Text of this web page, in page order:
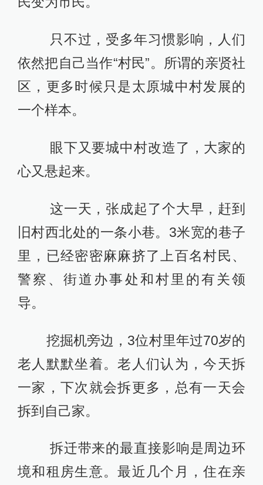
只不过，受多年习惯影响，人们
依然把自己当作“村民”。所谓的亲贤社
区，更多时候只是太原城中村发展的
一个样本。
眼下又要城中村改造了，大家的
心又悬起来。
这一天，张成起了个大早，赶到
旧村西北处的一条小巷。3米宽的巷子
里，已经密密麻麻挤了上百名村民、
警察、街道办事处和村里的有关领
导。
挖掘机旁边，3位村里年过70岁的
老人默默坐着。老人们认为，今天拆
一家，下次就会拆更多，总有一天会
拆到自己家。
拆迁带来的最直接影响是周边环
境和租房生意。最近几个月，住在亲